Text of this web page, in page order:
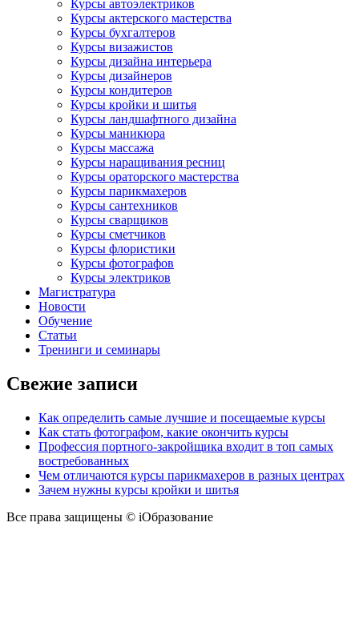
Курсы автоэлектриков
Курсы актерского мастерства
Курсы бухгалтеров
Курсы визажистов
Курсы дизайна интерьера
Курсы дизайнеров
Курсы кондитеров
Курсы кройки и шитья
Курсы ландшафтного дизайна
Курсы маникюра
Курсы массажа
Курсы наращивания ресниц
Курсы ораторского мастерства
Курсы парикмахеров
Курсы сантехников
Курсы сварщиков
Курсы сметчиков
Курсы флористики
Курсы фотографов
Курсы электриков
Магистратура
Новости
Обучение
Статьи
Тренинги и семинары
Свежие записи
Как определить самые лучшие и посещаемые курсы
Как стать фотографом, какие окончить курсы
Профессия портного-закройщика входит в топ самых
востребованных
Чем отличаются курсы парикмахеров в разных центрах
Зачем нужны курсы кройки и шитья
Все права защищены © iОбразование